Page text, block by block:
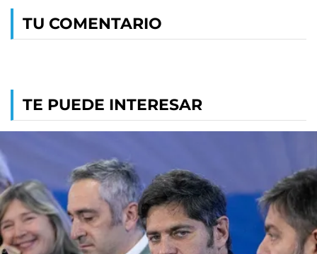
TU COMENTARIO
TE PUEDE INTERESAR